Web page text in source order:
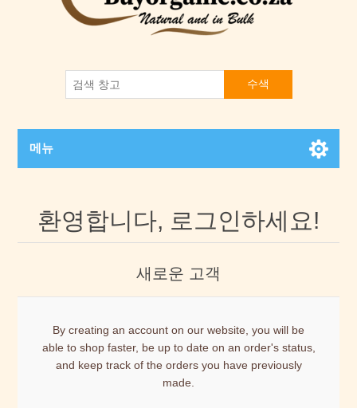
수색
메뉴
환영합니다, 로그인하세요!
새로운 고객
By creating an account on our website, you will be
able to shop faster, be up to date on an order's status,
and keep track of the orders you have previously
made.